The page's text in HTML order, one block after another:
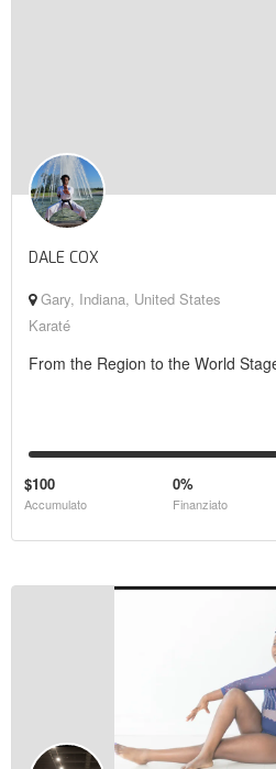
DALE COX
Gary, Indiana, United States
Karaté
From the Region to the World
$100
Accumulato
0%
Finanziato